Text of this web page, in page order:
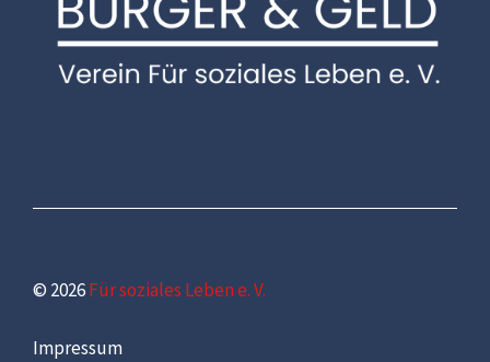
© 2026Für soziales Leben e. V.
Impressum